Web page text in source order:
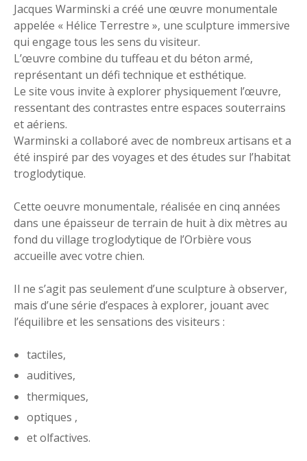
Jacques Warminski a créé une œuvre monumentale
appelée « Hélice Terrestre », une sculpture immersive
qui engage tous les sens du visiteur.
L’œuvre combine du tuffeau et du béton armé,
représentant un défi technique et esthétique.
Le site vous invite à explorer physiquement l’œuvre,
ressentant des contrastes entre espaces souterrains
et aériens.
Warminski a collaboré avec de nombreux artisans et a
été inspiré par des voyages et des études sur l’habitat
troglodytique.
Cette oeuvre monumentale, réalisée en cinq années
dans une épaisseur de terrain de huit à dix mètres au
fond du village troglodytique de l’Orbière vous
accueille avec votre chien.
Il ne s’agit pas seulement d’une sculpture à observer,
mais d’une série d’espaces à explorer, jouant avec
l’équilibre et les sensations des visiteurs :
tactiles,
auditives,
thermiques,
optiques ,
et olfactives.